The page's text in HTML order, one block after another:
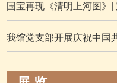
国宝再现《清明上河图》|
我馆党支部开展庆祝中国